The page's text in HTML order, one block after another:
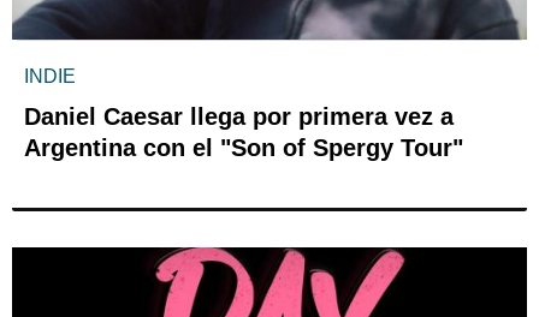
INDIE
Daniel Caesar llega por primera vez a
Argentina con el "Son of Spergy Tour"